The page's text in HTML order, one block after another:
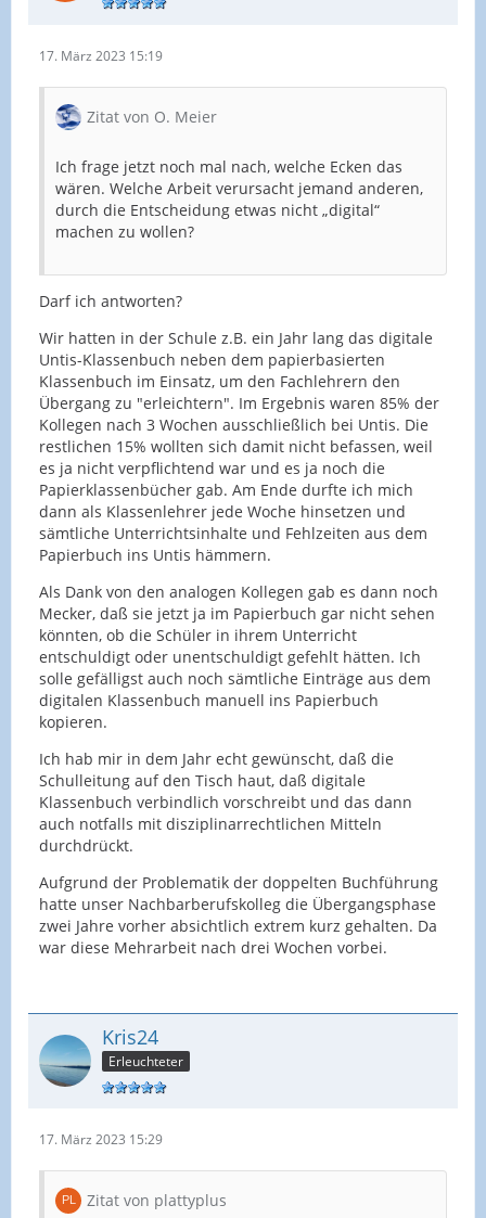
17. März 2023 15:19
Zitat von O. Meier
Ich frage jetzt noch mal nach, welche Ecken das
wären. Welche Arbeit verursacht jemand anderen,
durch die Entscheidung etwas nicht „digital“
machen zu wollen?
Darf ich antworten?
Wir hatten in der Schule z.B. ein Jahr lang das digitale
Untis-Klassenbuch neben dem papierbasierten
Klassenbuch im Einsatz, um den Fachlehrern den
Übergang zu "erleichtern". Im Ergebnis waren 85% der
Kollegen nach 3 Wochen ausschließlich bei Untis. Die
restlichen 15% wollten sich damit nicht befassen, weil
es ja nicht verpflichtend war und es ja noch die
Papierklassenbücher gab. Am Ende durfte ich mich
dann als Klassenlehrer jede Woche hinsetzen und
sämtliche Unterrichtsinhalte und Fehlzeiten aus dem
Papierbuch ins Untis hämmern.
Als Dank von den analogen Kollegen gab es dann noch
Mecker, daß sie jetzt ja im Papierbuch gar nicht sehen
könnten, ob die Schüler in ihrem Unterricht
entschuldigt oder unentschuldigt gefehlt hätten. Ich
solle gefälligst auch noch sämtliche Einträge aus dem
digitalen Klassenbuch manuell ins Papierbuch
kopieren.
Ich hab mir in dem Jahr echt gewünscht, daß die
Schulleitung auf den Tisch haut, daß digitale
Klassenbuch verbindlich vorschreibt und das dann
auch notfalls mit disziplinarrechtlichen Mitteln
durchdrückt.
Aufgrund der Problematik der doppelten Buchführung
hatte unser Nachbarberufskolleg die Übergangsphase
zwei Jahre vorher absichtlich extrem kurz gehalten. Da
war diese Mehrarbeit nach drei Wochen vorbei.
Kris24
Erleuchteter
17. März 2023 15:29
Zitat von plattyplus